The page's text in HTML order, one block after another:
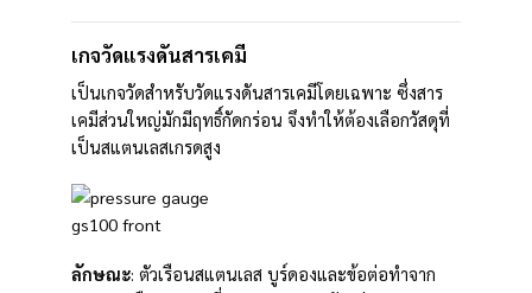
เกจวัดแรงดันสารเคมี
เป็นเกจวัดสำหรับวัดแรงดันสารเคมีโดยเฉพาะ ซึ่งสาร
เคมีส่วนใหญ่มักมีฤทธิ์กัดกร่อน จึงทำให้ต้องเลือกวัสดุที่
เป็นสแตนเลสเกรดสูง
ลักษณะ: ตัวเรือนสแตนเลส บูร์ดองและข้อต่อทำจาก